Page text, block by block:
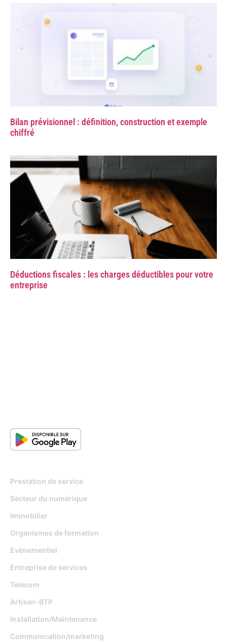
Bilan prévisionnel : définition, construction et exemple
chiffré
Déductions fiscales : les charges déductibles pour votre
entreprise
Prestation de service
Secteur du numérique
Immobilier
Organismes de formation
Evènementiel
Entreprise de services
Telecom
Artisan-BTP
Installation/Maintenance
Communication/marketing